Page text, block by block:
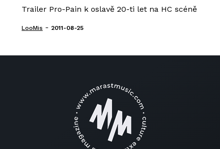
Trailer Pro-Pain k oslavě 20-ti let na HC scéně
LooMis - 2011-08-25